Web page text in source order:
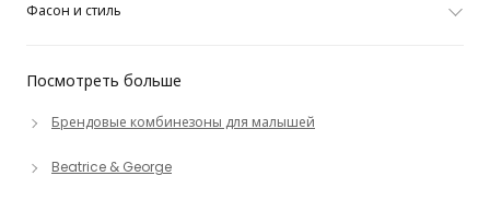
Посмотреть больше
Брендовые комбинезоны для малышей
Beatrice & George
Фасон и стиль